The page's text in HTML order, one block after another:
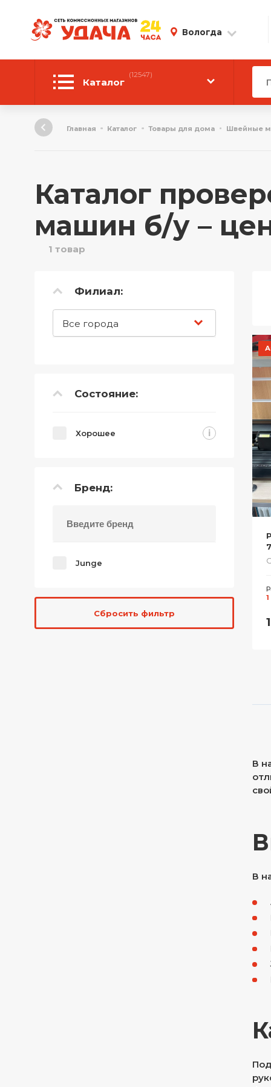
Вологда
Каталог
(12547)
Автотовары
Компьютерная техника
Личные вещи
ТВ и Видео
Фото и видеотехника
Главная Каталог Товары для дома Швейные
Каталог
машин б/у –
1 товар
Филиал:
Все города
Состояние:
Хорошее i
Бренд:
Junge
Сбросить фильтр
В
В